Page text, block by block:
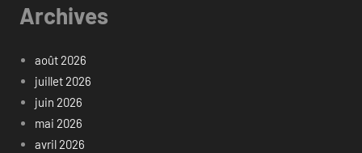
Archives
août 2026
juillet 2026
juin 2026
mai 2026
avril 2026